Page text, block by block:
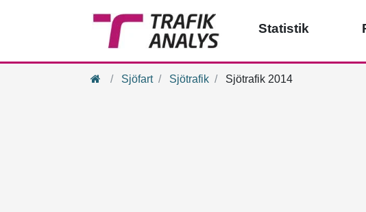
Statistik
HemSjöfart Sjötrafik Sjötrafik 2014